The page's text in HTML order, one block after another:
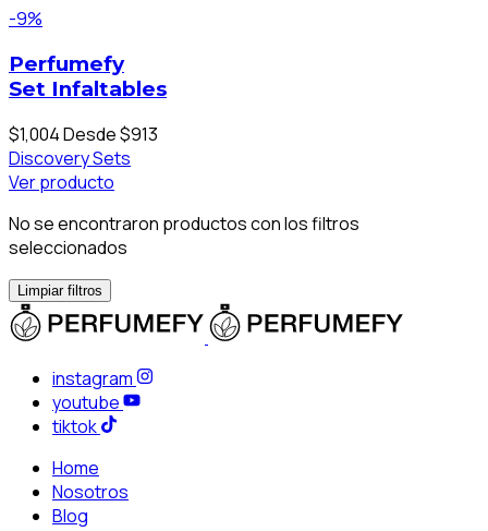
-9%
Perfumefy
Set Infaltables
$1,004Desde $913
Discovery Sets
Ver producto
No se encontraron productos con los filtros
seleccionados
Limpiar filtros
instagram
youtube
tiktok
Home
Nosotros
Blog